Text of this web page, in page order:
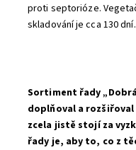
proti septorióze.
skladování je cca 130 dní.
Sortiment řady
doplňoval a
zcela jistě stojí za
řady je, aby to, co z